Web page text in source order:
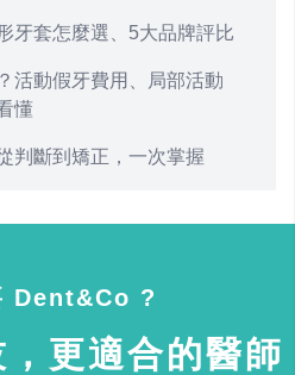
牙套怎麼選、5大品牌評比
活動假牙費用、局部活動
懂
判斷到矯正，一次掌握
Dent&Co ?
更適合的醫師